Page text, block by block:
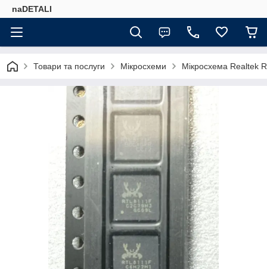
naDETALI
Товари та послуги Мікросхеми Мікросхема Realtek